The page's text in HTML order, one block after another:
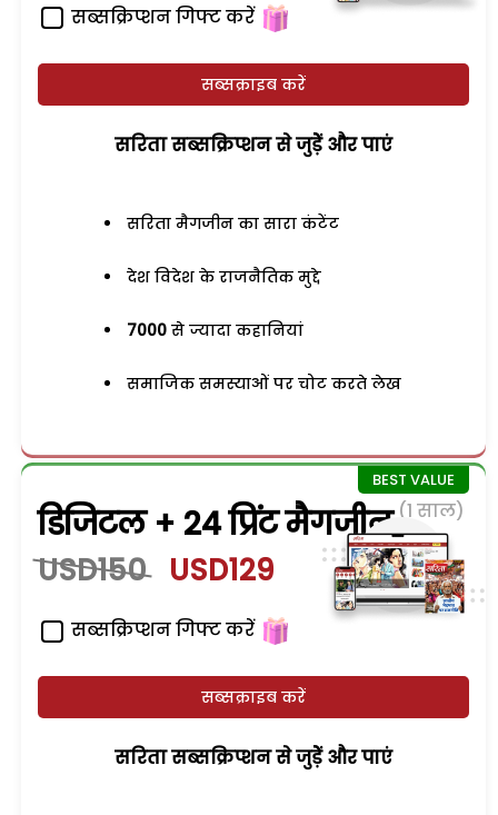
सब्सक्रिप्शन गिफ्ट करें
सब्सक्राइब करें
सरिता सब्सक्रिप्शन से जुड़ेें और पाएं
सरिता मैगजीन का सारा कंटेंट
देश विदेश के राजनैतिक मुद्दे
7000 से ज्यादा कहानियां
समाजिक समस्याओं पर चोट करते लेख
डिजिटल + 24 प्रिंट मैगजीन (1 साल)
USD150 USD129
सब्सक्रिप्शन गिफ्ट करें
सब्सक्राइब करें
सरिता सब्सक्रिप्शन से जुड़ेें और पाएं